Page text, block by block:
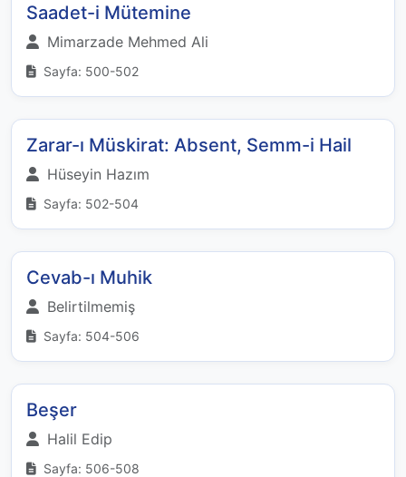
Saadet-i Mütemine
Mimarzade Mehmed Ali
Sayfa: 500-502
Zarar-ı Müskirat: Absent, Semm-i Hail
Hüseyin Hazım
Sayfa: 502-504
Cevab-ı Muhik
Belirtilmemiş
Sayfa: 504-506
Beşer
Halil Edip
Sayfa: 506-508